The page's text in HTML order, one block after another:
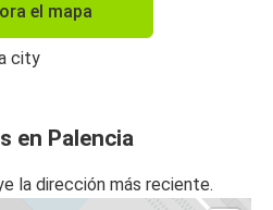
Ourense
Ourense
el mapa
en Palencia
la dirección más reciente.